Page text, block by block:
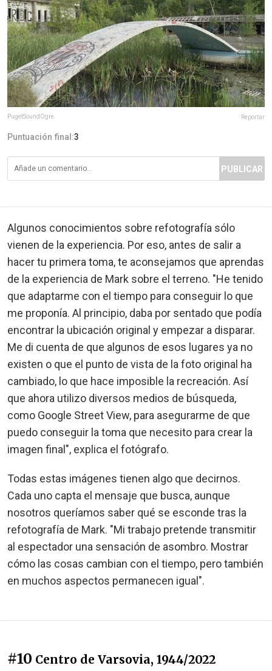
PugetSoundOgre Reportar
Puntuación final:3
PUBLICAR
Algunos conocimientos sobre refotografía sólo
vienen de la experiencia. Por eso, antes de salir a
hacer tu primera toma, te aconsejamos que aprendas
de la experiencia de Mark sobre el terreno. "He tenido
que adaptarme con el tiempo para conseguir lo que
me proponía. Al principio, daba por sentado que podía
encontrar la ubicación original y empezar a disparar.
Me di cuenta de que algunos de esos lugares ya no
existen o que el punto de vista de la foto original ha
cambiado, lo que hace imposible la recreación. Así
que ahora utilizo diversos medios de búsqueda,
como Google Street View, para asegurarme de que
puedo conseguir la toma que necesito para crear la
imagen final", explica el fotógrafo.
Todas estas imágenes tienen algo que decirnos.
Cada uno capta el mensaje que busca, aunque
nosotros queríamos saber qué se esconde tras la
refotografía de Mark. "Mi trabajo pretende transmitir
al espectador una sensación de asombro. Mostrar
cómo las cosas cambian con el tiempo, pero también
en muchos aspectos permanecen igual".
#10 Centro de Varsovia, 1944/2022